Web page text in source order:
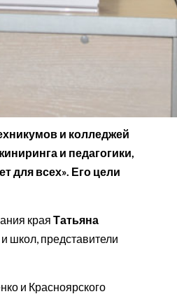
и колледжей
и педагогики,
для всех». Его цели
края Татьяна
школ, представители
и Красноярского